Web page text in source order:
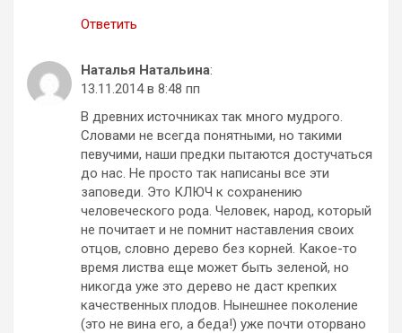
Ответить
Наталья Натальина:
13.11.2014 в 8:48 пп
В древних источниках так много мудрого.
Словами не всегда понятными, но такими
певучими, наши предки пытаются достучаться
до нас. Не просто так написаны все эти
заповеди. Это КЛЮЧ к сохранению
человеческого рода. Человек, народ, который
не почитает и не помнит наставления своих
отцов, словно дерево без корней. Какое-то
время листва еще может быть зеленой, но
никогда уже это дерево не даст крепких
качественных плодов. Нынешнее поколение
(это не вина его, а беда!) уже почти оторвано